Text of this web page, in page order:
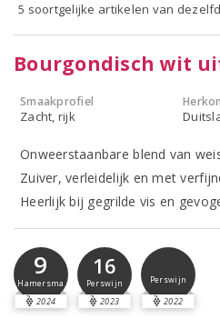
5 soortgelijke artikelen van
Bourgondisch wit
Smaakprofiel
Zacht, rijk
Onweerstaanbare blend van
Zuiver, verleidelijk en met
Heerlijk bij gegrilde vis en
9
Hamersma
2024
16
Perswijn
2023
Perswijn
2022